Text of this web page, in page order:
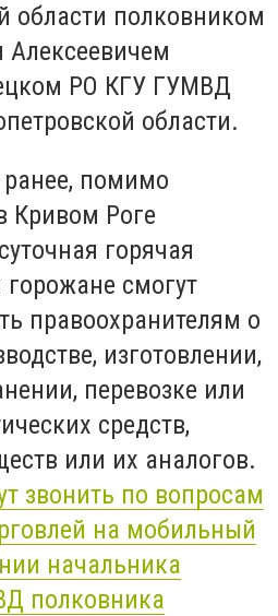
области полковником
РО КГУ ГУМВД
области.
помимо
Кривом Роге
горячая
смогут
правоохранителям о
изготовлении,
перевозке или
средств,
или их аналогов.
звонить по вопросам
на мобильный
начальника
полковника